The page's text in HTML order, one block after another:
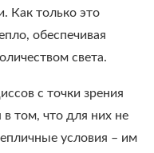
Как только это
обеспечивая
света.
с точки зрения
в том, что для них не
условия – им